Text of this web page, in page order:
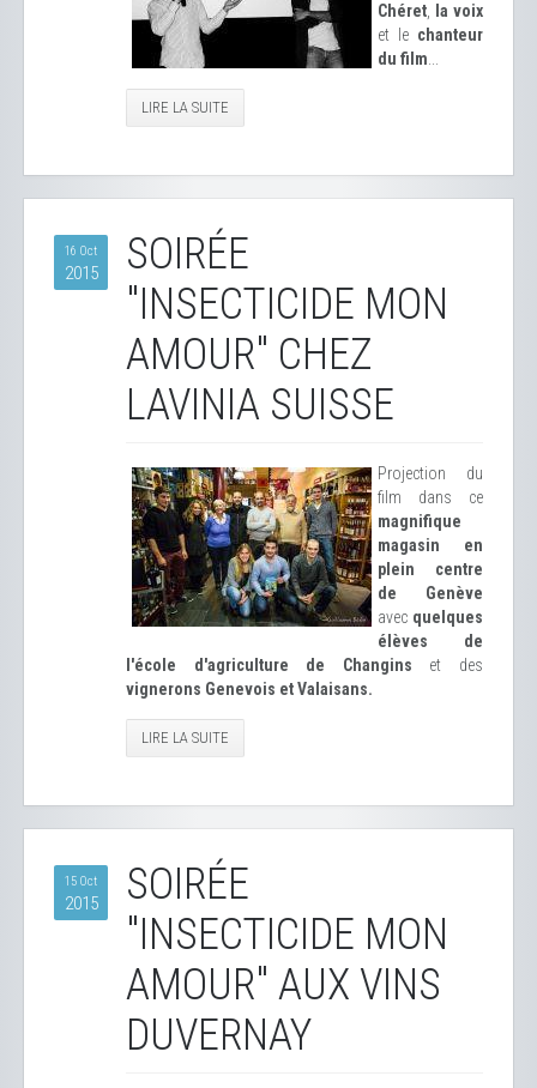
Chéret
la voix
et le chanteur
du film
LIRE LA SUITE
16 Oct
2015
SOIRÉE
"INSECTICIDE MON
AMOUR" CHEZ
LAVINIA SUISSE
Projection du
film dans ce
magnifique
magasin en
plein centre
de Genève
avec quelques
élèves de
l'école d'agriculture de Changins et des
vignerons Genevois et Valaisans.
LIRE LA SUITE
15 Oct
2015
SOIRÉE
"INSECTICIDE MON
AMOUR" AUX VINS
DUVERNAY